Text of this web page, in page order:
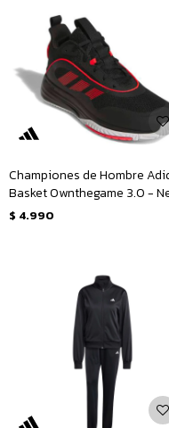
Championes de Hombre
Basket Ownthegame 3.0 -
- Rojo - Blanco
$ 4.990